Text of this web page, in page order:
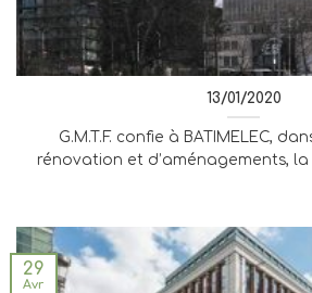
13/01/2020
G.M.T.F. confie à BATIMELEC,
rénovation et d’aménagements, la
29
Avr